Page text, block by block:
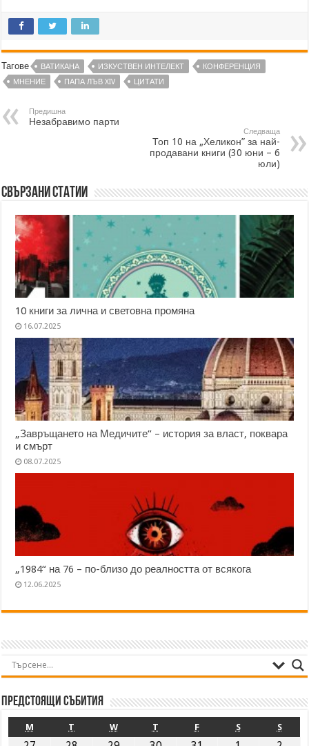
Тагове ВАТИКАНА ИЗКУСТВЕН ИНТЕЛЕКТ
КОНФЕРЕНЦИЯ
МНЕНИЕ
ПАПА ЛЪВ XIV ЦИТАТИ
Предишна
Незабравимо парти
Следваща
Топ 10 на „Хеликон” за най-
продавани книги (30 юни – 6
юли)
Свързани статии
10 книги за лична и световна промяна
16.07.2025
„Завръщането на Медичите“ – история за власт, поквара
и смърт
08.07.2025
„1984“ на 76 – по-близо до реалността от всякога
12.06.2025
Предстоящи събития
M T W T F S S